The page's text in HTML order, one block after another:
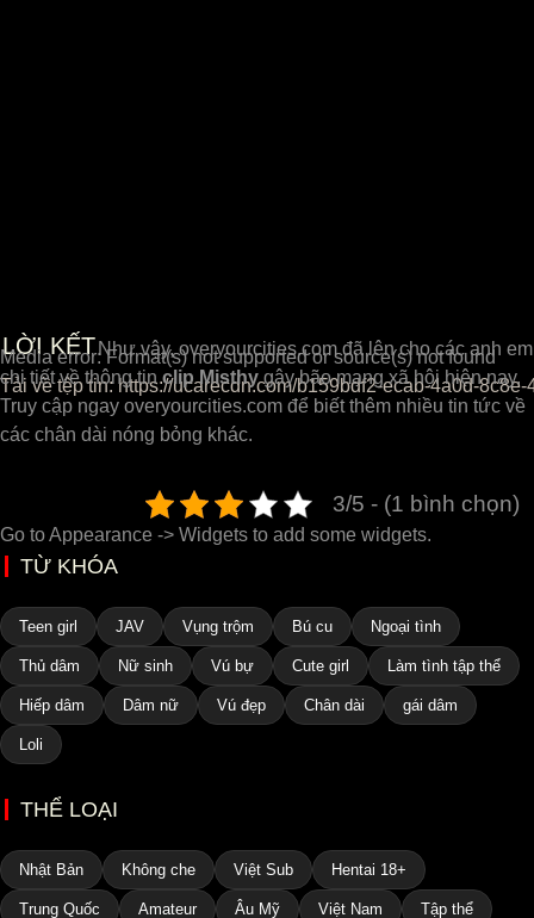
Media error: Format(s) not supported or source(s) not found
Tải về tệp tin: https://ucarecdn.com/b159bdf2-ecab-4a0d-
LỜI KẾTNhư vậy, overyourcities.com đã lên cho các anh em
chi tiết về thông tinclip Misthygây bão mạng xã hội hiện nay.
Truy cập ngay overyourcities.com để biết thêm nhiều tin tức về
các chân dài nóng bỏng khác.
3/5 - (1 bình chọn)
Go to Appearance -> Widgets to add some widgets.
TỪ KHÓA
Teen girl JAV Vụng trộm Bú cu Ngoại tình
Thủ dâm Nữ sinh Vú bự Cute girl Làm tình tập thể
Hiếp dâm Dâm nữ Vú đẹp Chân dài gái dâm
Loli
THỂ LOẠI
Nhật Bản Không che Việt Sub Hentai 18+
Trung Quốc Amateur Âu Mỹ Việt Nam Tập thể